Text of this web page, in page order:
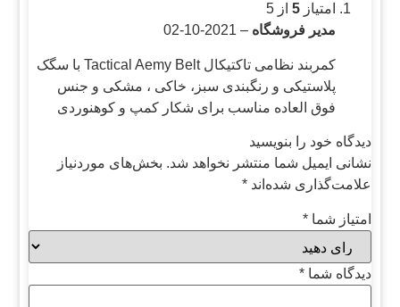
امتیاز5 از 5
مدیر فروشگاه–
2021-10-02
کمربند نظامی تاکتیکال Tactical Aemy Belt با سگک
پلاستیکی و رنگبندی سبز، خاکی ، مشکی و جنس
فوق العاده مناسب برای شکار کمپ و کوهنوردی
دیدگاه خود را بنویسید
نشانی ایمیل شما منتشر نخواهد شد. بخش‌های موردنیاز
علامت‌گذاری شده‌اند*
امتیاز شما*
دیدگاه شما*